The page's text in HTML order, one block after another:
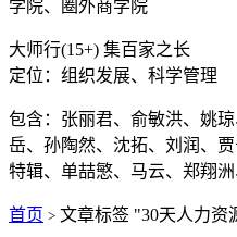
学院、圈外商学院
大师行(15+) 集百家之长
定位：组织发展、科学管理
包含：张丽君、俞敏洪、姚
岳、孙陶然、沈拓、刘润、
特辑、单喆慜、马云、郑翔
首页 > 文章标签 "30天人力资